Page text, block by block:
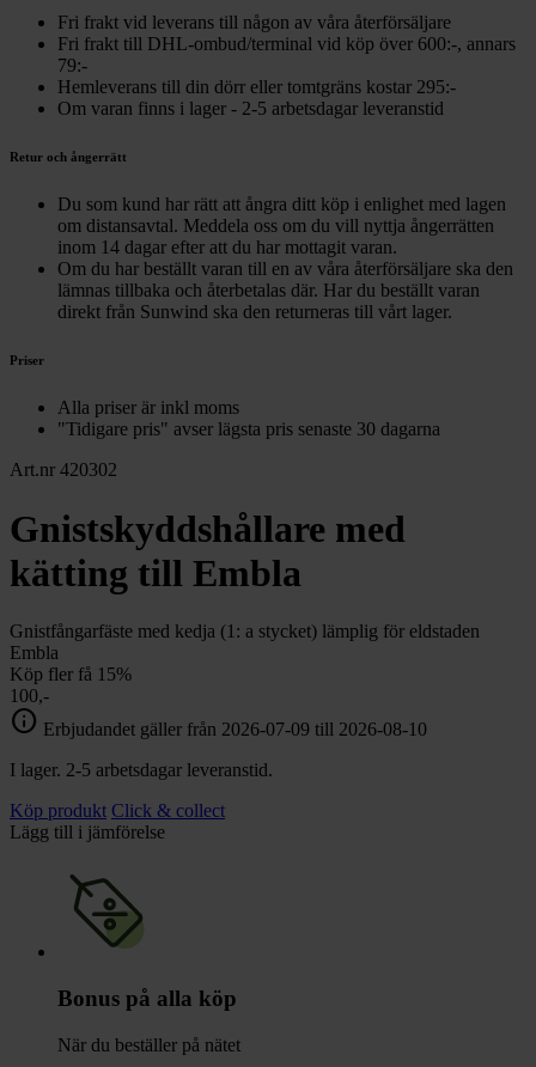
Fri frakt vid leverans till någon av våra återförsäljare
Fri frakt till DHL-ombud/terminal vid köp över 600:-, annars
79:-
Hemleverans till din dörr eller tomtgräns kostar 295:-
Om varan finns i lager - 2-5 arbetsdagar leveranstid
Retur och ångerrätt
Du som kund har rätt att ångra ditt köp i enlighet med lagen
om distansavtal. Meddela oss om du vill nyttja ångerrätten
inom 14 dagar efter att du har mottagit varan.
Om du har beställt varan till en av våra återförsäljare ska den
lämnas tillbaka och återbetalas där. Har du beställt varan
direkt från Sunwind ska den returneras till vårt lager.
Priser
Alla priser är inkl moms
"Tidigare pris" avser lägsta pris senaste 30 dagarna
Art.nr 420302
Gnistskyddshållare med
kätting till Embla
Gnistfångarfäste med kedja (1: a stycket) lämplig för eldstaden
Embla
Köp fler få 15%
100,-
info Erbjudandet gäller från 2026-07-09 till 2026-08-10
I lager. 2-5 arbetsdagar leveranstid.
Köp produkt Click & collect
Lägg till i jämförelse
Bonus på alla köp
När du beställer på nätet